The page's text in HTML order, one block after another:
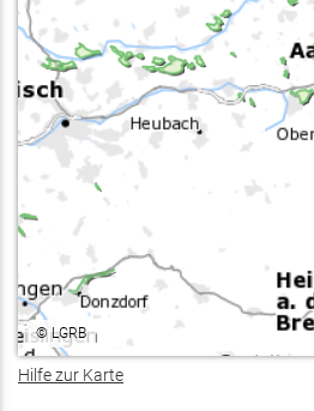
©LGRB
Hilfe zur Karte